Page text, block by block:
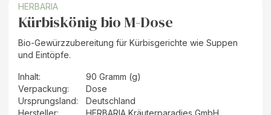
HERBARIA
Kürbiskönig bio M-Dose
Bio-Gewürzzubereitung für Kürbisgerichte wie Suppen
und Eintöpfe.
Inhalt:
90 Gramm (g)
Verpackung:
Dose
Ursprungsland:
Deutschland
Hersteller: HERBARIA Kräuterparadies GmbH